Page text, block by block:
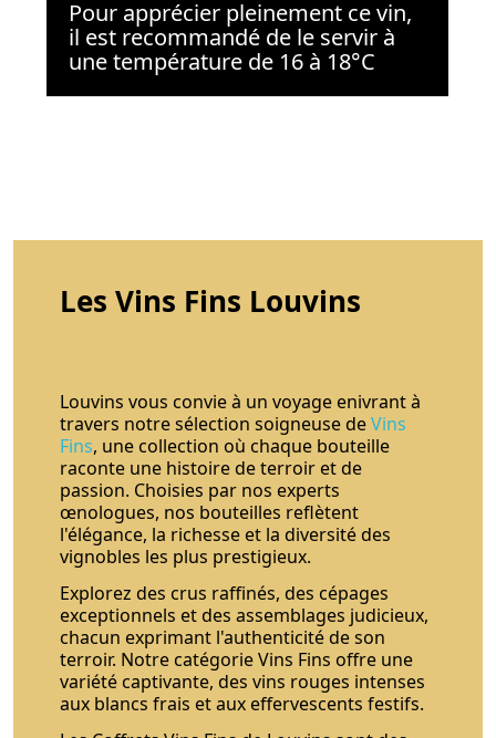
Pour apprécier pleinement ce vin,
il est recommandé de le servir à
une température de 16 à 18°C
Les Vins Fins Louvins
Louvins vous convie à un voyage enivrant à
travers notre sélection soigneuse deVins
Fins, une collection où chaque bouteille
raconte une histoire de terroir et de
passion. Choisies par nos experts
œnologues, nos bouteilles reflètent
l'élégance, la richesse et la diversité des
vignobles les plus prestigieux.
Explorez des crus raffinés, des cépages
exceptionnels et des assemblages judicieux,
chacun exprimant l'authenticité de son
terroir. Notre catégorie Vins Fins offre une
variété captivante, des vins rouges intenses
aux blancs frais et aux effervescents festifs.